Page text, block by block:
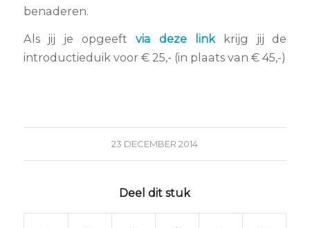
benaderen.
Als jij je opgeeftvia deze link
krijg jij de
introductieduik voor € 25,- (in plaats van € 45,-)
23 DECEMBER 2014
Deel dit stuk